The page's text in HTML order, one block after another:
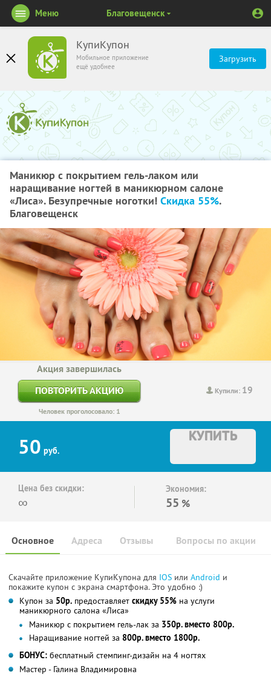
КупиКупон
Мобильное приложение
ещё удобнее
Загрузить
Меню Благовещенск
Маникюр с покрытием гель-лаком или
наращивание ногтей в маникюрном салоне
«Лиса». Безупречные ноготки! Скидка 55%.
Благовещенск
Купили: 19
Акция завершилась
ПОВТОРИТЬ АКЦИЮ
Человек проголосовало: 1
50 руб.
КУПИТЬ
Цена без скидки:
∞
Экономия:
55 %
Основное Отзывы Вопросы по акции
Адреса
Скачайте приложение КупиКупона для IOS или Android и
покажите купон с экрана смартфона. Это удобно :)
Купон за 50р. предоставляет скидку 55% на услуги
маникюрного салона «Лиса»
Маникюр с покрытием гель-лак за 350р. вместо 800р.
Наращивание ногтей за 800р. вместо 1800р.
БОНУС: бесплатный стемпинг-дизайн на 4 ногтях
Мастер - Галина Владимировна